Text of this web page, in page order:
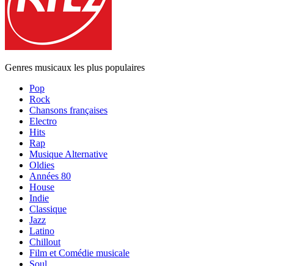
Genres musicaux les plus populaires
Pop
Rock
Chansons françaises
Electro
Hits
Rap
Musique Alternative
Oldies
Années 80
House
Indie
Classique
Jazz
Latino
Chillout
Film et Comédie musicale